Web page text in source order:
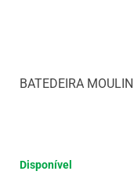
BATEDEIRA
Disponível